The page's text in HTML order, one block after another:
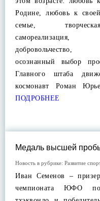
Родине, любовь к своей
семье, творческая
самореализация,
добровольчество,
осознанный выбор
Главного штаба
космонавт Роман
ПОДРОБНЕЕ
Медаль высшей
Новость в рубрике: Развитие
Иван Семенов – призер
чемпионата ЮФО по